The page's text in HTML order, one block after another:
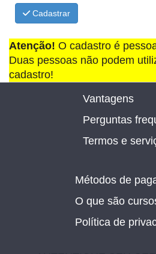
Cadastrar
Atenção! O cadastro é
Duas pessoas não podem
cadastro!
Vantagens
Perguntas
Termos e
Métodos de
O que são
Política de